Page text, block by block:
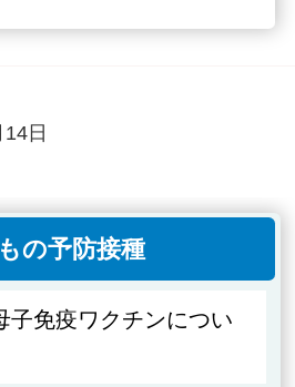
日
の予防接種
子免疫ワクチンについ